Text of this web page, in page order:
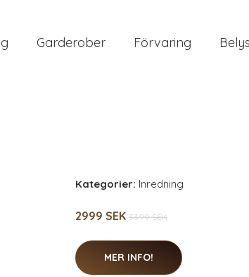
Garderober Förvaring
Kategorier: Inredning
2999 SEK 3399 SEK
MER INFO!